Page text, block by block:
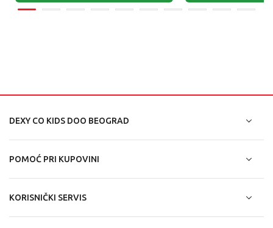
DEXY CO KIDS DOO BEOGRAD
POMOĆ PRI KUPOVINI
KORISNIČKI SERVIS